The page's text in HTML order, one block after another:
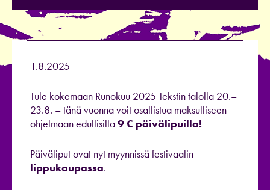
1.8.2025
Tule kokemaan Runokuu 2025 Tekstin talolla 20.–
23.8. – tänä vuonna voit osallistua maksulliseen
ohjelmaan edullisilla9 € päivälipuilla!
Päiväliput ovat nyt myynnissä festivaalin
lippukaupassa.